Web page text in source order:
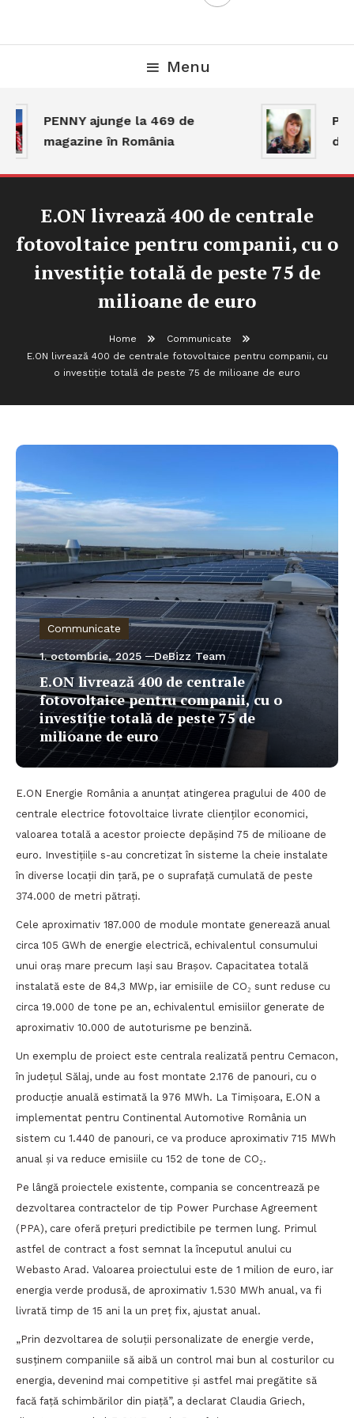
Menu
PENNY ajunge la 469 de
magazine în România
E.ON livrează 400 de centrale
fotovoltaice pentru companii, cu o
investiție totală de peste 75 de
milioane de euro
Home
Communicate
E.ON livrează 400 de centrale fotovoltaice pentru companii, cu
o investiție totală de peste 75 de milioane de euro
Communicate
1. octombrie, 2025 DeBizz Team
E.ON livrează 400 de centrale
fotovoltaice pentru companii, cu o
investiție totală de peste 75 de
milioane de euro
E.ON Energie România a anunțat atingerea pragului de 400 de
centrale electrice fotovoltaice livrate clienților economici,
valoarea totală a acestor proiecte depășind 75 de milioane de
euro. Investițiile s-au concretizat în sisteme la cheie instalate
în diverse locații din țară, pe o suprafață cumulată de peste
374.000 de metri pătrați.
Cele aproximativ 187.000 de module montate generează anual
circa 105 GWh de energie electrică, echivalentul consumului
unui oraș mare precum Iași sau Brașov. Capacitatea totală
instalată este de 84,3 MWp, iar emisiile de CO₂ sunt reduse cu
circa 19.000 de tone pe an, echivalentul emisiilor generate de
aproximativ 10.000 de autoturisme pe benzină.
Un exemplu de proiect este centrala realizată pentru Cemacon,
în județul Sălaj, unde au fost montate 2.176 de panouri, cu o
producție anuală estimată la 976 MWh. La Timișoara, E.ON a
implementat pentru Continental Automotive România un
sistem cu 1.440 de panouri, ce va produce aproximativ 715 MWh
anual și va reduce emisiile cu 152 de tone de CO₂.
Pe lângă proiectele existente, compania se concentrează pe
dezvoltarea contractelor de tip Power Purchase Agreement
(PPA), care oferă prețuri predictibile pe termen lung. Primul
astfel de contract a fost semnat la începutul anului cu
Webasto Arad. Valoarea proiectului este de 1 milion de euro, iar
energia verde produsă, de aproximativ 1.530 MWh anual, va fi
livrată timp de 15 ani la un preț fix, ajustat anual.
„Prin dezvoltarea de soluții personalizate de energie verde,
susținem companiile să aibă un control mai bun al costurilor cu
energia, devenind mai competitive și astfel mai pregătite să
facă față schimbărilor din piață”, a declarat Claudia Griech,